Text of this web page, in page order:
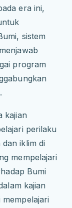
era ini,
sistem
program
kajian
perilaku
iklim di
mempelajari
Bumi
kajian
mempelajari